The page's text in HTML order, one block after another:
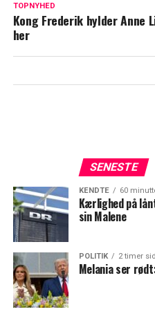
TOPNYHED
Kong Frederik hylder Anne
her
SENESTE
KENDTE 60
Kærlighed på
sin Malene
POLITIK 2 timer
Melania ser